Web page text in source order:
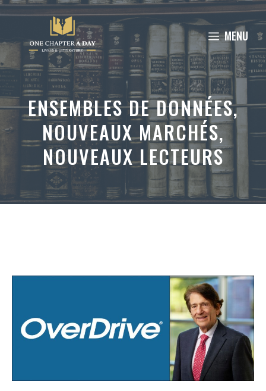
Aller
contenu
MENU
ENSEMBLES DE DONNÉES,
NOUVEAUX MARCHÉS,
NOUVEAUX LECTEURS